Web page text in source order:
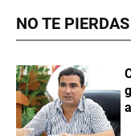
NO TE PIERDAS